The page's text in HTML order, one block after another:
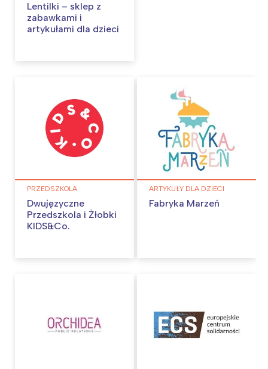
Lentilki – sklep z
zabawkami i
artykułami dla dzieci
PRZEDSZKOLA
Dwujęzyczne
Przedszkola i Żłobki
KIDS&Co.
ARTYKUŁY DLA DZIECI
Fabryka Marzeń